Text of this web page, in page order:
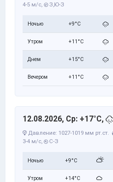
4-5 м/с, З,Ю-З
Ночью +9°C
Утром +11°C
Днем +15°C
Вечером +11°C
12.08.2026, Ср: +17°C,
Давление: 1027-1019 мм рт.ст.
3-4 м/с, С-З
Ночью +9°C
Утром +14°C